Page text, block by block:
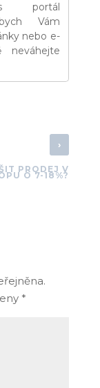
portál
Vám
nebo e-
›
PRODEJ V
O 7-18%?
*